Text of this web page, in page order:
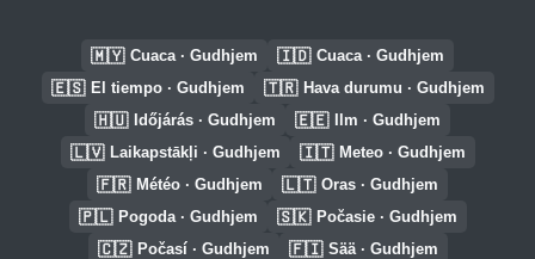
🇲🇾 Cuaca · Gudhjem 🇮🇩 Cuaca · Gudhjem
🇪🇸 El tiempo · Gudhjem 🇹🇷 Hava durumu · Gudhjem
🇭🇺 Időjárás · Gudhjem 🇪🇪 Ilm · Gudhjem
🇱🇻 Laikapstākļi · Gudhjem 🇮🇹 Meteo · Gudhjem
🇫🇷 Météo · Gudhjem 🇱🇹 Oras · Gudhjem
🇵🇱 Pogoda · Gudhjem 🇸🇰 Počasie · Gudhjem
🇨🇿 Počasí · Gudhjem 🇫🇮 Sää · Gudhjem